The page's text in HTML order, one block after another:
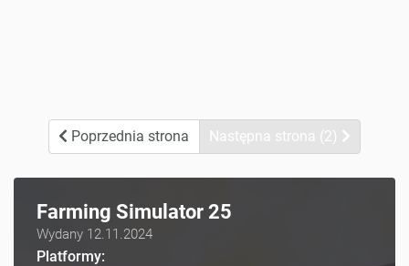
Poprzednia strona Następna strona (2)
Farming Simulator 25
Wydany 12.11.2024
Platformy: